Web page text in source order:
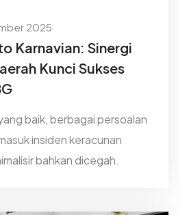
2025
Karnavian: Sinergi
Kunci Sukses
baik, berbagai persoalan
insiden keracunan
bahkan dicegah.